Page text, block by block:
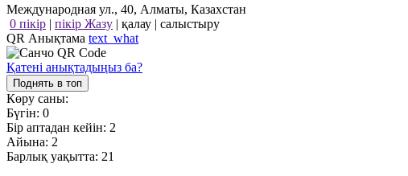
Международная ул., 40, Алматы, Казахстан
0 пікір | пікір Жазу | қалау | салыстыру
QR Анықтама text_what
Қатені анықтадыңыз ба?
Поднять в топ
Көру саны:
Бүгін: 0
Бір аптадан кейін: 2
Айына: 2
Барлық уақытта: 21